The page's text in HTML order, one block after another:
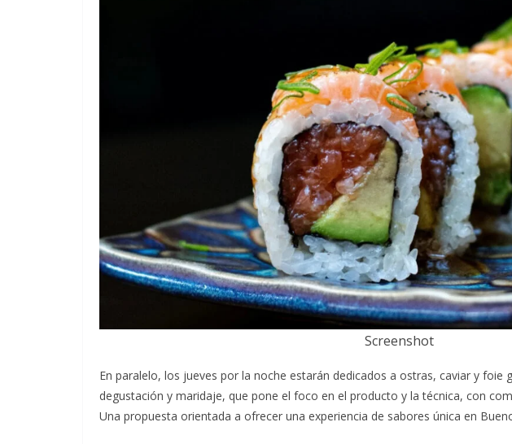
Screenshot
En paralelo, los jueves por la noche estarán dedicados a ostras, caviar y foie
degustación y maridaje, que pone el foco en el producto y la técnica, con
Una propuesta orientada a ofrecer una experiencia de sabores única en